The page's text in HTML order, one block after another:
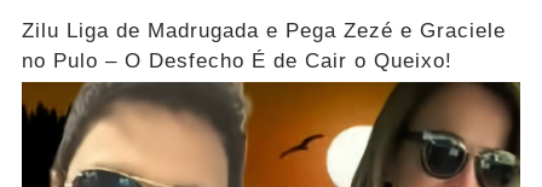
Zilu Liga de Madrugada e Pega Zezé e Graciele
no Pulo – O Desfecho É de Cair o Queixo!